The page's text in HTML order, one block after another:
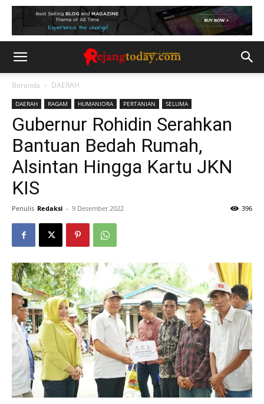
Beranda DAERAH
DAERAH RAGAM HUMANIORA PERTANIAN SELUMA
Gubernur Rohidin Serahkan
Bantuan Bedah Rumah,
Alsintan Hingga Kartu JKN
KIS
Penulis Redaksi - 9 Desember 2022 396